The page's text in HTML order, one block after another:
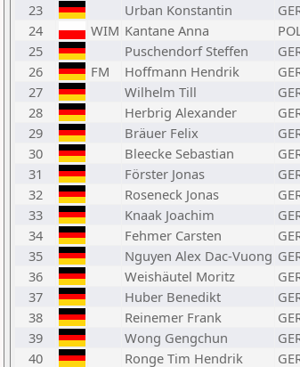
23
Urban Konstantin
24
WIM Kantane Anna
25
Puschendorf Steffen
26
FM Hoffmann Hendrik
27
Wilhelm Till
28
Herbrig Alexander
29
Bräuer Felix
30
Bleecke Sebastian
31
Förster Jonas
32
Roseneck Jonas
33
Knaak Joachim
34
Fehmer Carsten
35
Nguyen Alex Dac-Vuong
36
Weishäutel Moritz
37
Huber Benedikt
38
Reinemer Frank
39
Wong Gengchun
40
Ronge Tim Hendrik